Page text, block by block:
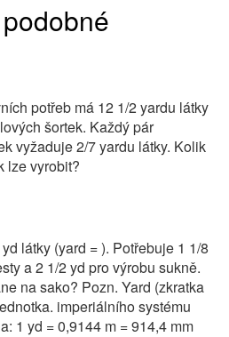
potřeb má 12 1/2 yardu látky
šortek. Každý pár
vyžaduje 2/7 yardu látky. Kolik
lze vyrobit?
látky (yard = ). Potřebuje 1 1/8
a 2 1/2 yd pro výrobu sukně.
na sako? Pozn. Yard (zkratka
imperiálního systému
1 yd = 0,9144 m = 914,4 mm